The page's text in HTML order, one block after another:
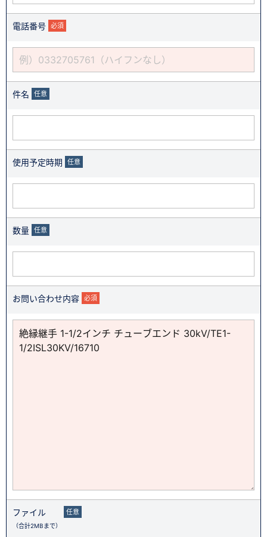
電話番号 必須
件名 任意
使用予定時期 任意
数量 任意
お問い合わせ内容 必須
ファイル
（合計2MBまで）
任意